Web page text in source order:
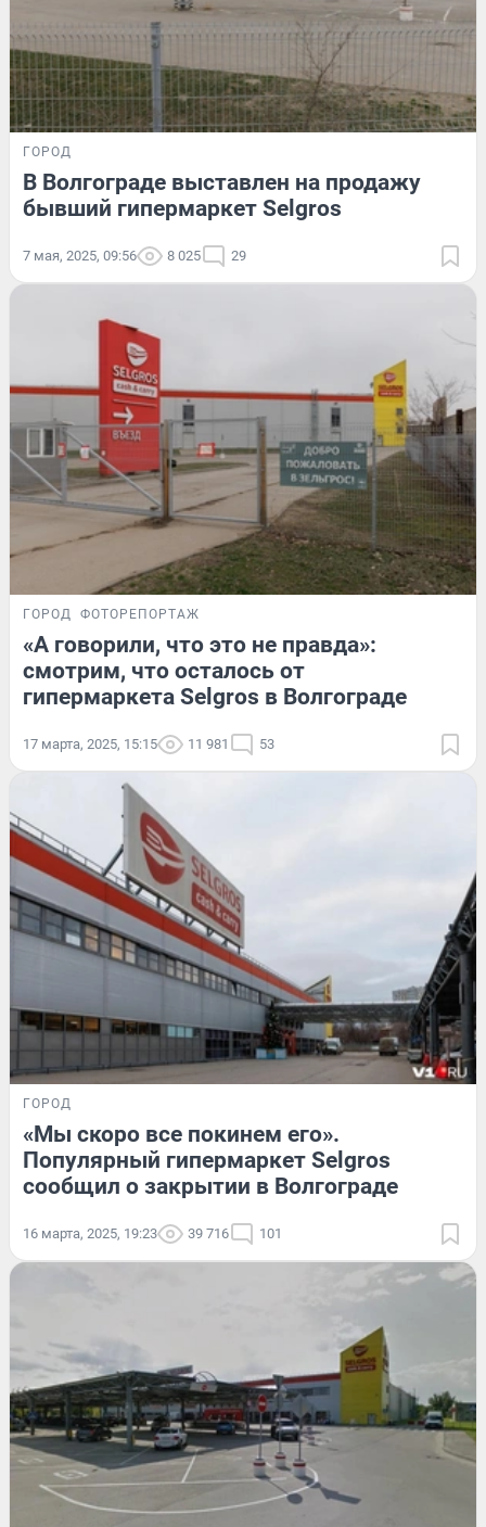
ГОРОД
В Волгограде выставлен на продажу
бывший гипермаркет Selgros
7 мая, 2025, 09:56 8 025 29
ГОРОД ФОТОРЕПОРТАЖ
«А говорили, что это не правда»:
смотрим, что осталось от
гипермаркета Selgros в Волгограде
17 марта, 2025, 15:15 11 981 53
ГОРОД
«Мы скоро все покинем его».
Популярный гипермаркет Selgros
сообщил о закрытии в Волгограде
16 марта, 2025, 19:23 39 716 101